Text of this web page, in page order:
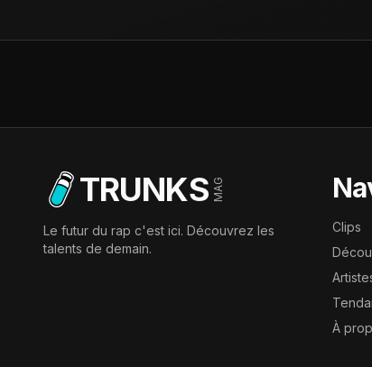
TRUNKS MAG
Le futur du rap c'est ici. Découvrez les
talents de demain.
Clips
À